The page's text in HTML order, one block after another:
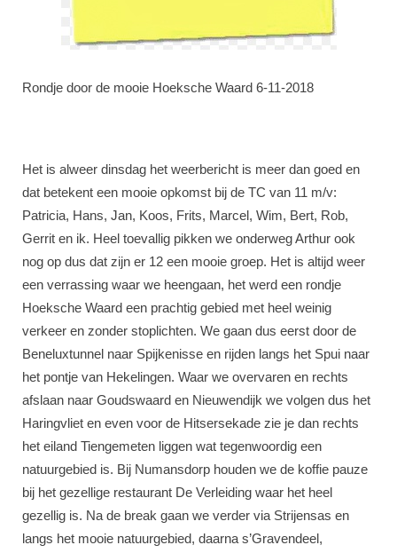
Rondje door de mooie Hoeksche Waard 6-11-2018
Het is alweer dinsdag het weerbericht is meer dan goed en
dat betekent een mooie opkomst bij de TC van 11 m/v:
Patricia, Hans, Jan, Koos, Frits, Marcel, Wim, Bert, Rob,
Gerrit en ik. Heel toevallig pikken we onderweg Arthur ook
nog op dus dat zijn er 12 een mooie groep. Het is altijd weer
een verrassing waar we heengaan, het werd een rondje
Hoeksche Waard een prachtig gebied met heel weinig
verkeer en zonder stoplichten. We gaan dus eerst door de
Beneluxtunnel naar Spijkenisse en rijden langs het Spui naar
het pontje van Hekelingen. Waar we overvaren en rechts
afslaan naar Goudswaard en Nieuwendijk we volgen dus het
Haringvliet en even voor de Hitsersekade zie je dan rechts
het eiland Tiengemeten liggen wat tegenwoordig een
natuurgebied is. Bij Numansdorp houden we de koffie pauze
bij het gezellige restaurant De Verleiding waar het heel
gezellig is. Na de break gaan we verder via Strijensas en
langs het mooie natuurgebied, daarna s’Gravendeel,